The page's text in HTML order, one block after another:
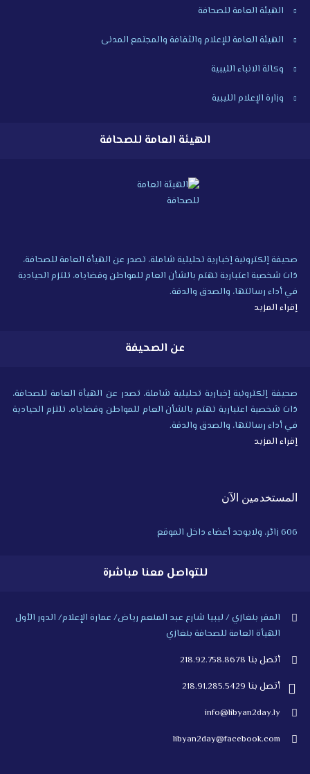
الهيئة العامة للصحافة
الهيئة العامة للإعلام والثقافة والمجتمع المدنى
وكالة الانباء الليبية
وزارة الإعلام الليبية
الهيئة العامة للصحافة
صحيفة إلكترونية إخبارية تحليلية شاملة، تصدر عن الهيأة العامة للصحافة،
ذات شخصية اعتبارية تهتم بالشأن العام للمواطن وقضاياه، تلتزم الحيادية
في أداء رسالتها، والصدق والدقة.
إقراء المزيد
عن الصحيفة
صحيفة إلكترونية إخبارية تحليلية شاملة، تصدر عن الهيأة العامة للصحافة،
ذات شخصية اعتبارية تهتم بالشأن العام للمواطن وقضاياه، تلتزم الحيادية
في أداء رسالتها، والصدق والدقة.
إقراء المزيد
المستخدمين الآن
606 زائر، ولايوجد أعضاء داخل الموقع
للتواصل معنا مباشرة
المقر بنغازي / ليبيا شارع عبد المنعم رياض/ عمارة الإعلام/ الدور الأول
الهيأة العامة للصحافة بنغازي
أتصل بنا 218.92.758.8678
أتصل بنا 218.91.285.5429
info@libyan2day.ly
libyan2day@facebook.com